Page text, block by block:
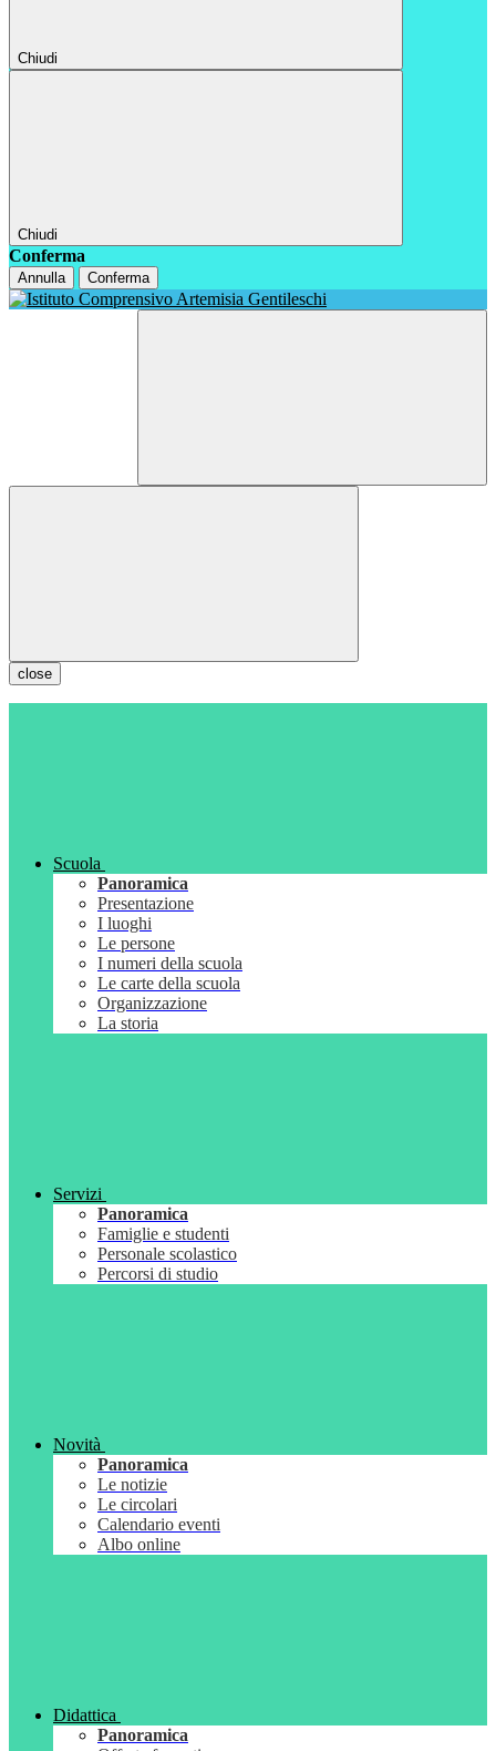
Chiudi
Chiudi
Conferma
Annulla Conferma
close
Scuola
Panoramica
Presentazione
I luoghi
Le persone
I numeri della scuola
Le carte della scuola
Organizzazione
La storia
Servizi
Panoramica
Famiglie e studenti
Personale scolastico
Percorsi di studio
Novità
Panoramica
Le notizie
Le circolari
Calendario eventi
Albo online
Didattica
Panoramica